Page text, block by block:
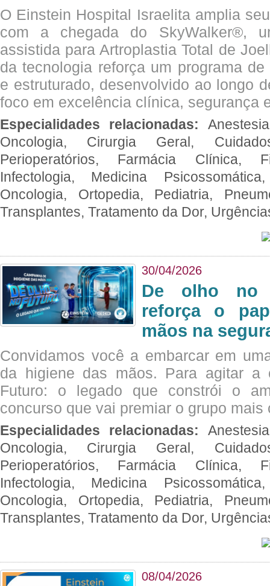
O Einstein Hospital Israelita amplia
com a chegada do SkyWalker®,
assistida para Artroplastia Total de
da tecnologia reforça um programa
e estruturado, desenvolvido ao longo
foco em excelência clínica, segurança
Especialidades relacionadas:
Oncologia, Cirurgia Geral,
Perioperatórios, Farmácia Clínica,
Infectologia, Medicina
Oncologia, Ortopedia, Pediatria,
Transplantes, Tratamento da Dor,
30/04/2026
De olho no
reforça o
mãos na
Convidamos você a embarcar em
da higiene das mãos. Para agitar a
Futuro: o legado que constrói o
concurso que vai premiar o grupo mais
Especialidades relacionadas:
Oncologia, Cirurgia Geral,
Perioperatórios, Farmácia Clínica,
Infectologia, Medicina
Oncologia, Ortopedia, Pediatria,
Transplantes, Tratamento da Dor,
08/04/2026